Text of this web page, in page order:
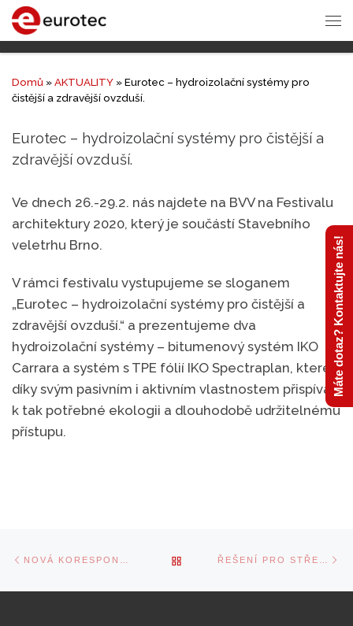
Domů »AKTUALITY »Eurotec – hydroizolační systémy pro
čistější a zdravější ovzduší.
Eurotec – hydroizolační systémy pro čistější a
zdravější ovzduší.
Ve dnech 26.-29.2. nás najdete na BVV na Festivalu
architektury 2020, který je součástí Stavebního
veletrhu Brno.
V rámci festivalu vystupujeme se sloganem
„Eurotec – hydroizolační systémy pro čistější a
zdravější ovzduší.“ a prezentujeme dva
hydroizolační systémy – bitumenový systém IKO
Carrara a systém s TPE fólií IKO Spectraplan, které
díky svým pasivním i aktivním vlastnostem přispívají
k tak potřebné ekologii a dlouhodobě udržitelnému
přístupu.
Navigace
v
příspěvcích
Previous
TO
Máte dotaz? Kontaktujte nás!